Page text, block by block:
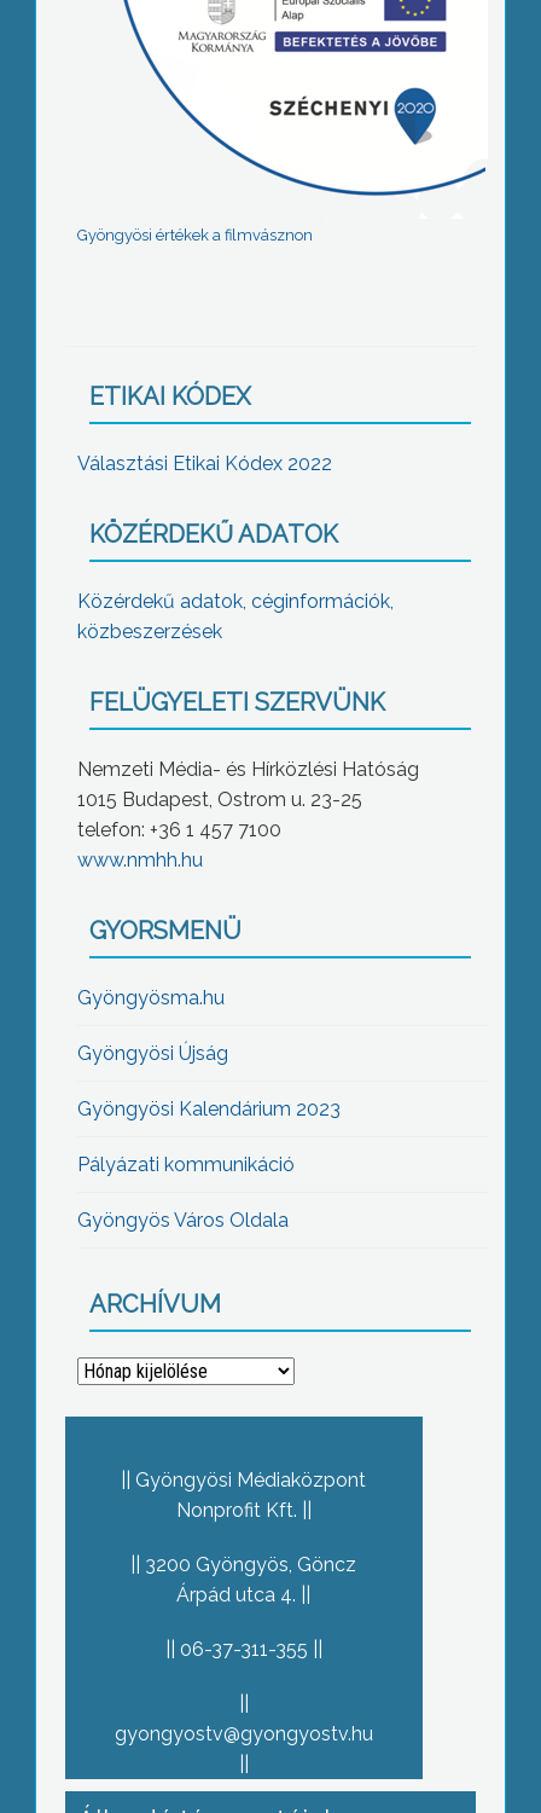
Gyöngyösi értékek a filmvásznon
ETIKAI KÓDEX
Választási Etikai Kódex 2022
KÖZÉRDEKŰ ADATOK
Közérdekű adatok, céginformációk,
közbeszerzések
FELÜGYELETI SZERVÜNK
Nemzeti Média- és Hírközlési Hatóság
1015 Budapest, Ostrom u. 23-25
telefon: +36 1 457 7100
www.nmhh.hu
GYORSMENÜ
Gyöngyösma.hu
Gyöngyösi Újság
Gyöngyösi Kalendárium 2023
Pályázati kommunikáció
Gyöngyös Város Oldala
ARCHÍVUM
Archívum
Gyöngyösi Médiaközpont
Nonprofit Kft.
3200 Gyöngyös, Göncz
Árpád utca 4.
06-37-311-355
gyongyostv@gyongyostv.hu